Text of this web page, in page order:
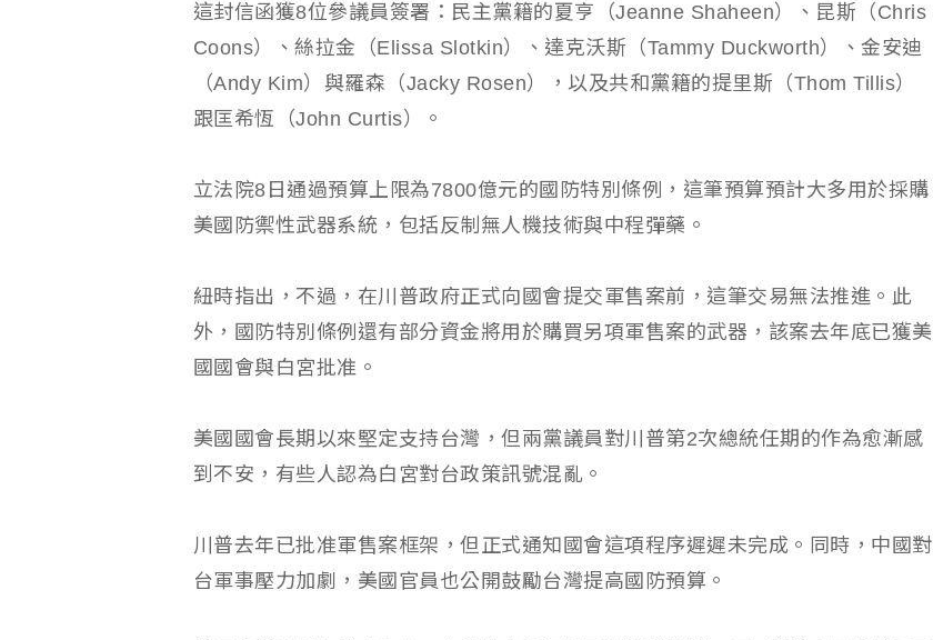
這封信函獲8位參議員簽署：民主黨籍的夏亨（Jeanne Shaheen）、昆斯（Chris
Coons）、絲拉金（Elissa Slotkin）、達克沃斯（Tammy Duckworth）、金安迪
（Andy Kim）與羅森（Jacky Rosen），以及共和黨籍的提里斯（Thom Tillis）
跟匡希恆（John Curtis）。
立法院8日通過預算上限為7800億元的國防特別條例，這筆預算預計大多用於採購
美國防禦性武器系統，包括反制無人機技術與中程彈藥。
紐時指出，不過，在川普政府正式向國會提交軍售案前，這筆交易無法推進。此
外，國防特別條例還有部分資金將用於購買另項軍售案的武器，該案去年底已獲美
國國會與白宮批准。
美國國會長期以來堅定支持台灣，但兩黨議員對川普第2次總統任期的作為愈漸感
到不安，有些人認為白宮對台政策訊號混亂。
川普去年已批准軍售案框架，但正式通知國會這項程序遲遲未完成。同時，中國對
台軍事壓力加劇，美國官員也公開鼓勵台灣提高國防預算。